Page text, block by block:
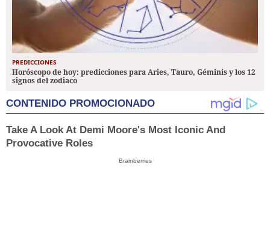
PREDICCIONES
Horóscopo de hoy: predicciones para Aries, Tauro, Géminis y los 12
signos del zodiaco
CONTENIDO PROMOCIONADO
Take A Look At Demi Moore's Most Iconic And
Provocative Roles
Brainberries